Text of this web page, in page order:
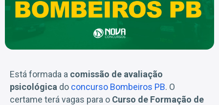
Está formada a comissão de avaliação
psicológica do concurso Bombeiros PB. O
certame terá vagas para o Curso de Formação de